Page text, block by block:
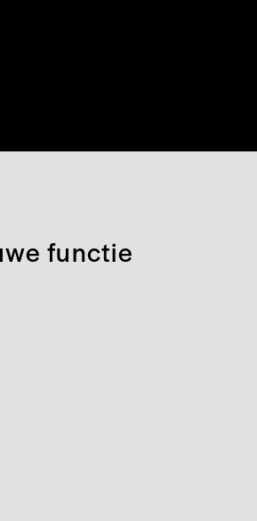
functie